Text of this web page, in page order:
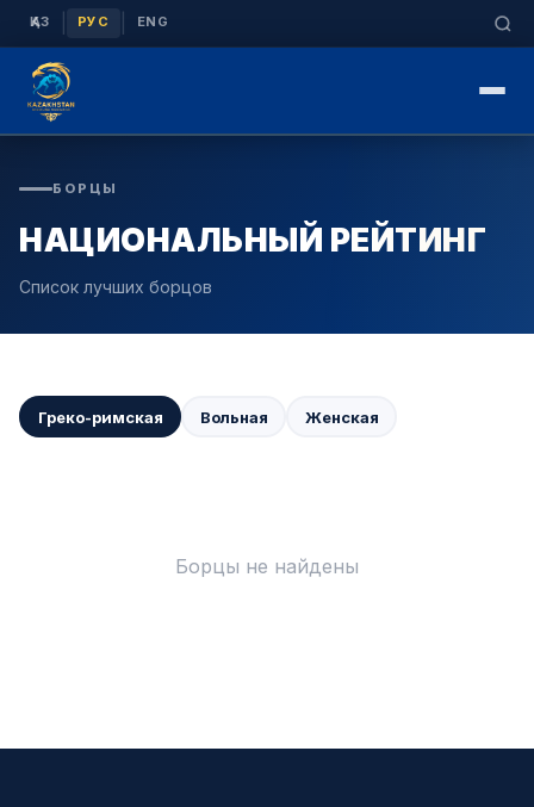
ҚАЗ РУС ENG
БОРЦЫ
НАЦИОНАЛЬНЫЙ РЕЙТИНГ
Список лучших борцов
Греко-римская Вольная Женская
Борцы не найдены